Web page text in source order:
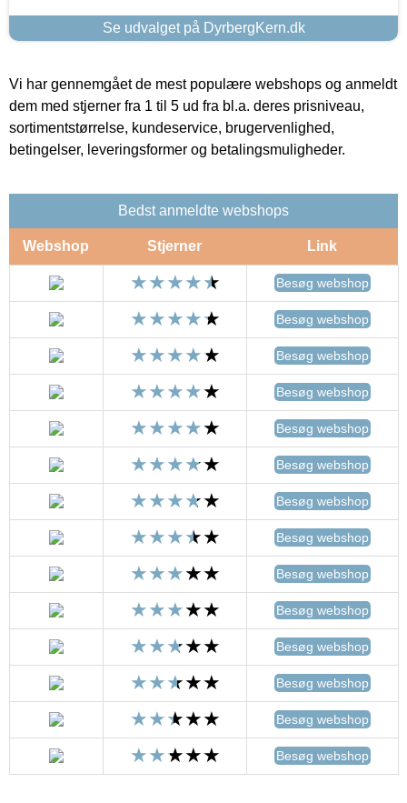
Se udvalget på DyrbergKern.dk
Vi har gennemgået de mest populære webshops og anmeldt
dem med stjerner fra 1 til 5 ud fra bl.a. deres prisniveau,
sortimentstørrelse, kundeservice, brugervenlighed,
betingelser, leveringsformer og betalingsmuligheder.
Bedst anmeldte webshops
Webshop Stjerner Link
Besøg webshop
Besøg webshop
Besøg webshop
Besøg webshop
Besøg webshop
Besøg webshop
Besøg webshop
Besøg webshop
Besøg webshop
Besøg webshop
Besøg webshop
Besøg webshop
Besøg webshop
Besøg webshop